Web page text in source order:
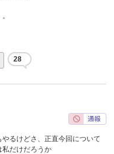
28
るけどさ、正直今回について
私だけだろうか